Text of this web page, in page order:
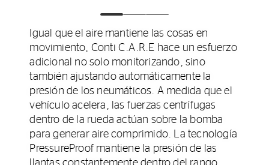
Igual que el aire mantiene las cosas en
movimiento, Conti C.A.R.E hace un esfuerzo
adicional no solo monitorizando, sino
también ajustando automáticamente la
presión de los neumáticos. A medida que el
vehículo acelera, las fuerzas centrífugas
dentro de la rueda actúan sobre la bomba
para generar aire comprimido. La tecnología
PressureProof mantiene la presión de las